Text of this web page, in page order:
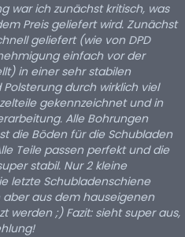
war ich zunächst kritisch, was
Preis geliefert wird. Zunächst
geliefert (wie von DPD
einfach vor der
in einer sehr stabilen
durch wirklich viel
gekennzeichnet und in
Alle Bohrungen
die Böden für die Schubladen
Teile passen perfekt und die
stabil. Nur 2 kleine
letzte Schubladenschiene
aus dem hauseigenen
werden ;) Fazit: sieht super aus,